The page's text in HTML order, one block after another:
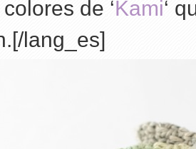
de ‘Kami‘
lang_es]